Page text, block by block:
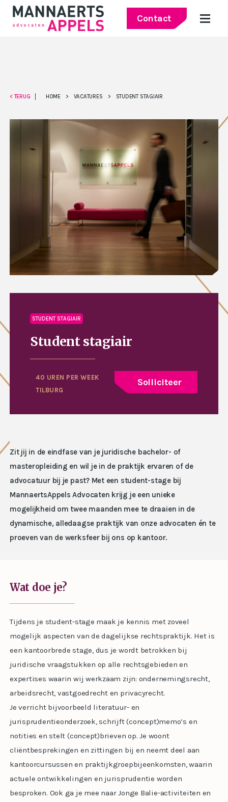
Contact
< TERUG HOME > VACATURES > STUDENT STAGIAIR
STUDENT STAGIAIR
Student stagiair
40 UREN PER WEEK
TILBURG
Solliciteer
Zit jij in de eindfase van je juridische bachelor- of
masteropleiding en wil je in de praktijk ervaren of de
advocatuur bij je past? Met een student-stage bij
MannaertsAppels Advocaten krijg je een unieke
mogelijkheid om twee maanden mee te draaien in de
dynamische, alledaagse praktijk van onze advocaten én te
proeven van de werksfeer bij ons op kantoor.
Wat doe je?
Tijdens je student-stage maak je kennis met zoveel
mogelijk aspecten van de dagelijkse rechtspraktijk. Het is
een kantoorbrede stage, dus je wordt betrokken bij
juridische vraagstukken op alle rechtsgebieden en
expertises waarin wij werkzaam zijn: ondernemingsrecht,
arbeidsrecht, vastgoedrecht en privacyrecht.
Je verricht bijvoorbeeld literatuur- en
jurisprudentieonderzoek, schrijft (concept)memo’s en
notities en stelt (concept)brieven op. Je woont
cliëntbesprekingen en zittingen bij en neemt deel aan
kantoorcursussen en praktijkgroepbijeenkomsten, waarin
actuele ontwikkelingen en jurisprudentie worden
besproken. Ook ga je mee naar Jonge Balie-activiteiten en